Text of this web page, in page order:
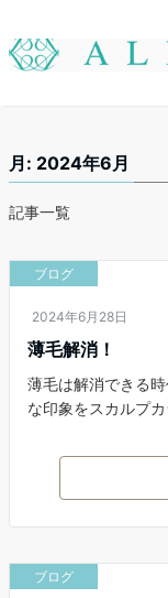
月: 2024年6月
記事一覧
ブログ
2024年6月28日
薄毛解消！
薄毛は解消できる
な印象をスカルプカ
ブログ